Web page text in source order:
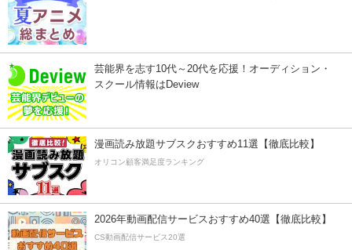
芸能界を志す10代～20代を応援！オーディション・
スクール情報はDeview
漫画読み放題サブスクおすすめ11選【徹底比較】
オリコン顧客満足度ランキング
2026年動画配信サービスおすすめ40選【徹底比較】
CS動画配信サービス20選